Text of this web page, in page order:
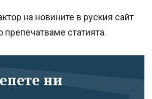
на новините в руския сайт
препечатваме статията.
ни